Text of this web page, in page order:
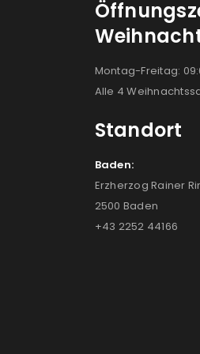
Montag-Freitag:
Alle 4
Standort
Baden:
Erzherzog Rainer
2500 Baden
+43 2252 44166